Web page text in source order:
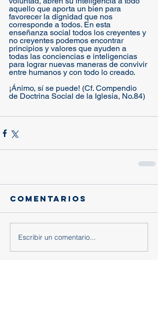
aquello que aporta un bien para
favorecer la dignidad que nos
corresponde a todos. En esta
enseñanza social todos los creyentes y
no creyentes podemos encontrar
principios y valores que ayuden a
todas las conciencias e inteligencias
para lograr nuevas maneras de convivir
entre humanos y con todo lo creado.
¡Ánimo, sí se puede! (Cf. Compendio
de Doctrina Social de la Iglesia, No.84)
Comentarios
Escribir un comentario...